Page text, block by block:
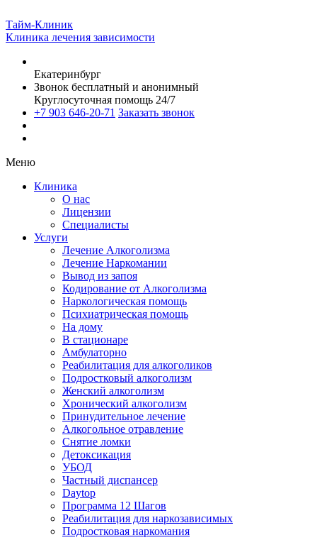
Тайм-Клиник
Клиника лечения зависимости
Екатеринбург
Звонок бесплатный и анонимный
Круглосуточная помощь 24/7
+7 903 646-20-71 Заказать звонок
Меню
Клиника
О нас
Лицензии
Специалисты
Услуги
Лечение Алкоголизма
Лечение Наркомании
Вывод из запоя
Кодирование от Алкоголизма
Наркологическая помощь
Психиатрическая помощь
На дому
В стационаре
Амбулаторно
Реабилитация для алкоголиков
Подростковый алкоголизм
Женский алкоголизм
Хронический алкоголизм
Принудительное лечение
Алкогольное отравление
Снятие ломки
Детоксикация
УБОД
Частный диспансер
Daytop
Программа 12 Шагов
Реабилитация для наркозависимых
Подростковая наркомания